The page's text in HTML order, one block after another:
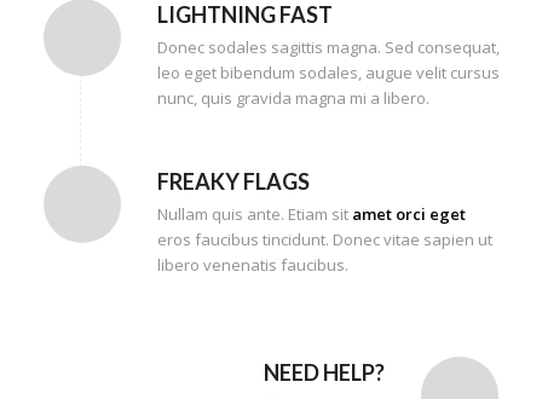
LIGHTNING FAST
Donec sodales sagittis magna. Sed consequat,
leo eget bibendum sodales, augue velit cursus
nunc, quis gravida magna mi a libero.
FREAKY FLAGS
Nullam quis ante. Etiam sit amet orci eget
eros faucibus tincidunt. Donec vitae sapien ut
libero venenatis faucibus.
NEED HELP?